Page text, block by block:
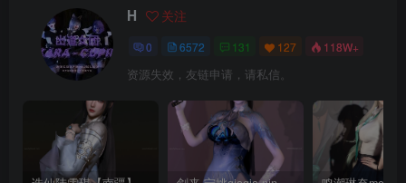
H 关注
0 6572 131 127 118W+
资源失效，友链申请，请私信。